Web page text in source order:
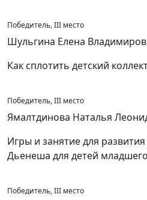
Победитель, III место
Шульгина Елена
Как сплотить детский
Победитель, III место
Ямалтдинова Наталья
Игры и занятие для
Дьенеша для детей
Победитель, III место